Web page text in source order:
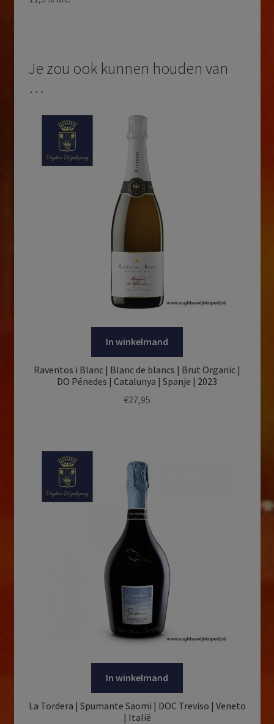
Je zou ook kunnen houden van
…
In winkelmand
Raventos i Blanc | Blanc de blancs | Brut Organic |
DO Pénedes | Catalunya | Spanje | 2023
€27,95
In winkelmand
La Tordera | Spumante Saomi | DOC Treviso | Veneto
| Italië